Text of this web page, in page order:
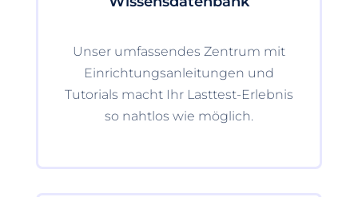
Unser umfassendes Zentrum mit
Einrichtungsanleitungen und
Tutorials macht Ihr Lasttest-Erlebnis
so nahtlos wie möglich.